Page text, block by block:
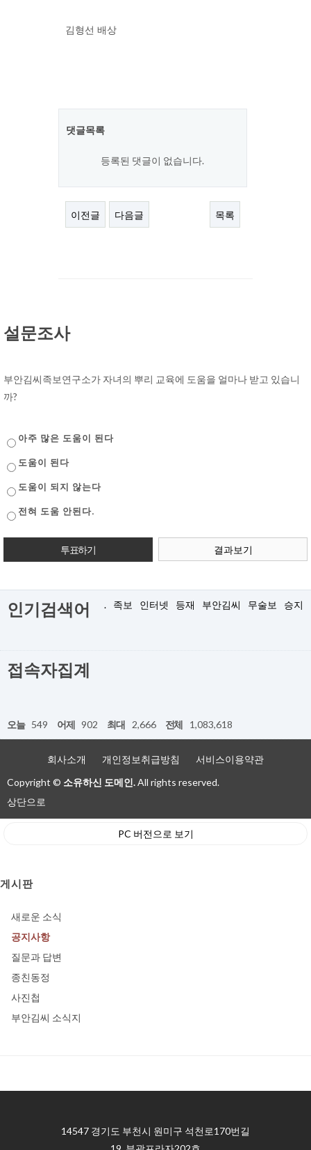
김형선 배상
댓글목록
등록된 댓글이 없습니다.
이전글 다음글 목록
설문조사
부안김씨족보연구소가 자녀의 뿌리 교육에 도움을 얼마나 받고 있습니
까?
아주 많은 도움이 된다
도움이 된다
도움이 되지 않는다
전혀 도움 안된다.
결과보기
인기검색어 . 족보 인터넷 등재 부안김씨 무술보 승지
접속자집계
오늘 549 어제 902 최대 2,666 전체 1,083,618
회사소개 개인정보취급방침
서비스이용약관
Copyright © 소유하신 도메인.All rights reserved.
상단으로
PC 버전으로 보기
게시판
새로운 소식
공지사항
질문과 답변
종친동정
사진첩
부안김씨 소식지
14547 경기도 부천시 원미구 석천로170번길